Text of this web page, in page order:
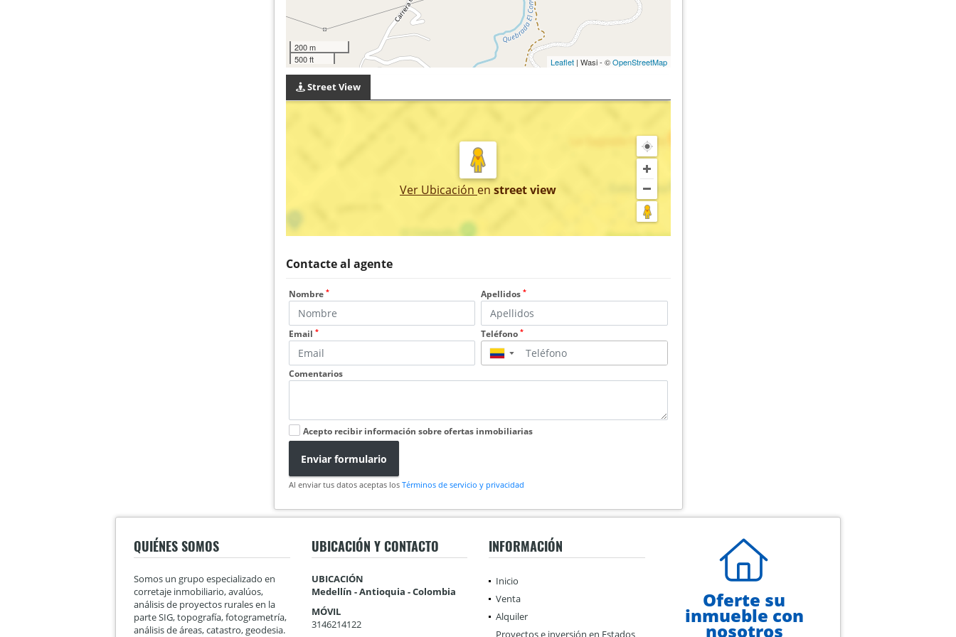
200 m
500 ft
Leaflet| Wasi - ©OpenStreetMap
Street View
Ver Ubicación en street view
Contacte al agente
Nombre * Apellidos *
Email * Teléfono *
▼
Comentarios
Acepto recibir información sobre ofertas inmobiliarias
Enviar formulario
Al enviar tus datos aceptas los Términos de servicio y privacidad
QUIÉNES SOMOS
Somos un grupo especializado en
corretaje inmobiliario, avalúos,
análisis de proyectos rurales en la
parte SIG, topografía, fotogrametría,
análisis de áreas, catastro, geodesia.
UBICACIÓN Y CONTACTO
UBICACIÓN
Medellín - Antioquia - Colombia
MÓVIL
3146214122
INFORMACIÓN
Inicio
Venta
Alquiler
Proyectos e inversión en Estados
Oferte su
inmueble con
nosotros